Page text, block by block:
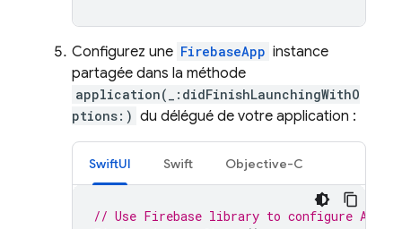
Configurez une FirebaseApp instance
partagée dans la méthode
application(_:didFinishLaunchingWithO
ptions:) du délégué de votre application :
SwiftUI Swift Objective-C
// Use Firebase library to configure APIs